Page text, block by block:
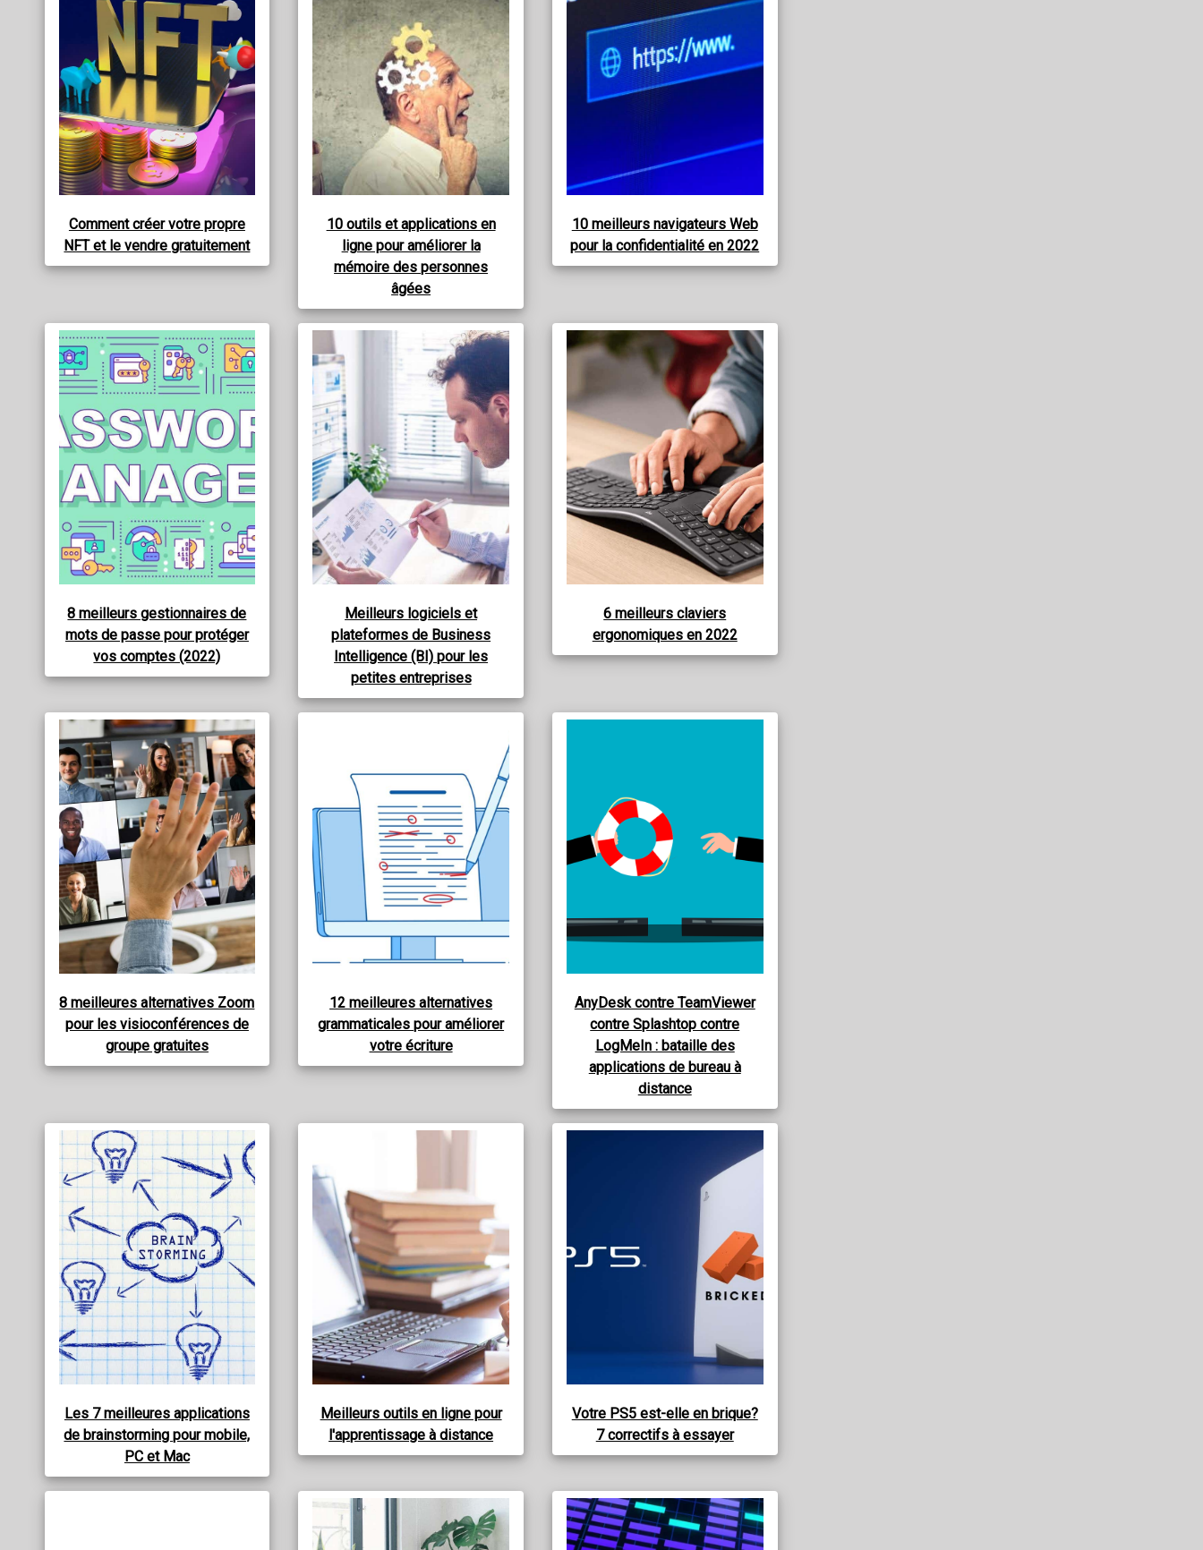
Comment créer votre propre
NFT et le vendre gratuitement
10 outils et applications en
ligne pour améliorer la
mémoire des personnes
âgées
10 meilleurs navigateurs Web
pour la confidentialité en 2022
8 meilleurs gestionnaires de
mots de passe pour protéger
vos comptes (2022)
Meilleurs logiciels et
plateformes de Business
Intelligence (BI) pour les
petites entreprises
6 meilleurs claviers
ergonomiques en 2022
8 meilleures alternatives Zoom
pour les visioconférences de
groupe gratuites
12 meilleures alternatives
grammaticales pour améliorer
votre écriture
AnyDesk contre TeamViewer
contre Splashtop contre
LogMeIn : bataille des
applications de bureau à
distance
Les 7 meilleures applications
de brainstorming pour mobile,
PC et Mac
Meilleurs outils en ligne pour
l'apprentissage à distance
Votre PS5 est-elle en brique?
7 correctifs à essayer